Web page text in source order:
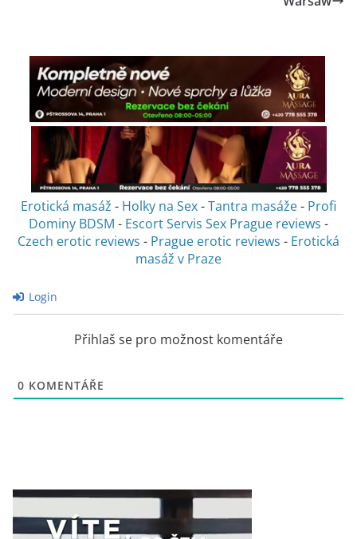
Erotická masáž - Holky na Sex-Tantra masáže- Profi
Dominy BDSM - Escort Servis Sex Prague reviews -
Czech erotic reviews - Prague erotic reviews - Erotická
masáž v Praze
Login
Přihlaš se pro možnost komentáře
0 KOMENTÁŘE